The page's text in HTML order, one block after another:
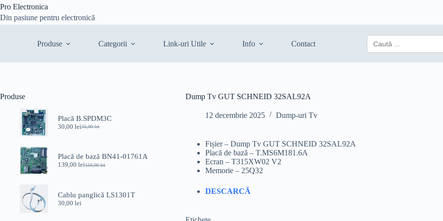
Sari
conținut
Pro Electronica
Din pasiune pentru electronică
Produse Categorii Link-uri Utile Info Contact
Search
for:
Dump Tv GUT SCHNEID 32SAL92A
12 decembrie 2025 Dump-uri Tv
Fișier – Dump Tv GUT SCHNEID 32SAL92A
Placă de bază – T.MS6M181.6A
Ecran – T315XW02 V2
Memorie – 25Q32
DESCARCĂ
Produse
Placă B.SPDM3C
35,00lei
Prețul
fost:
35,00 lei.
30,00leiPrețul
30,00 lei.
Placă de bază BN41-01761A
150,00lei
Prețul
150,00 lei.
139,00leiPrețul
139,00 lei.
Cablu panglică LS1301T
30,00lei